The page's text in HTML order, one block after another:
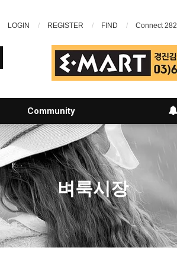
LOGIN REGISTER FIND Connect 282
Community
벼룩시장